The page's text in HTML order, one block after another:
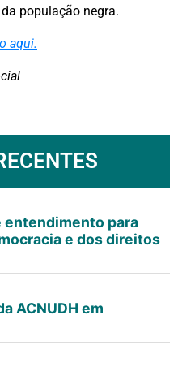
população negra.
aqui.
entendimento para
e dos direitos
ACNUDH em